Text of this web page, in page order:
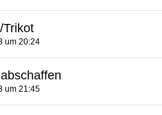
Trikot
um 20:24
um 21:45